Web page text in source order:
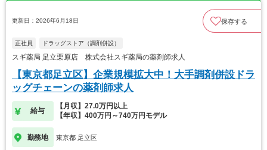
更新日：2026年6月18日 保存する
正社員 ドラッグストア（調剤併設）
スギ薬局 足立栗原店 株式会社スギ薬局の薬剤師求人
【東京都足立区】企業規模拡大中！大手調剤併設ドラ
ッグチェーンの薬剤師求人
給与
【月収】27.0万円以上
【年収】400万円～740万円モデル
勤務地 東京都 足立区